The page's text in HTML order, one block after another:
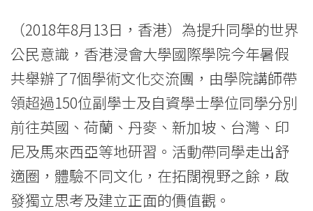
生
參
與
海
外
文
（2018年8月13日，香港）為提升同學的世界
公民意識，香港浸會大學國際學院今年暑假
共舉辦了7個學術文化交流團，由學院講師帶
領超過150位副學士及自資學士學位同學分別
前往英國、荷蘭、丹麥、新加坡、台灣、印
尼及馬來西亞等地研習。活動帶同學走出舒
適圈，體驗不同文化，在拓闊視野之餘，啟
發獨立思考及建立正面的價值觀。